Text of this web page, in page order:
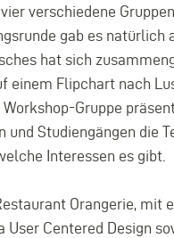
verschiedene
gab es
hat sich
einem Flipchart nach
Gruppe
und Studiengängen die
Interessen es gibt.
Orangerie,
User Centered Design